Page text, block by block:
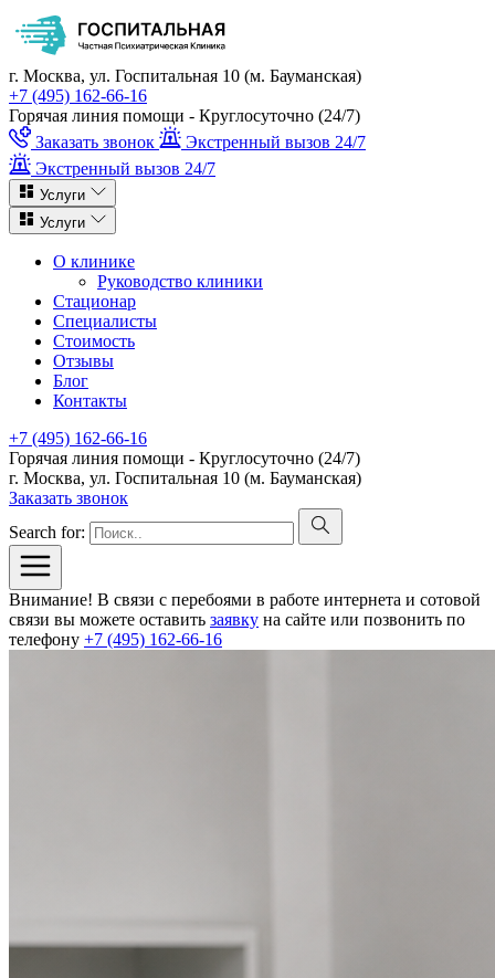
г. Москва, ул. Госпитальная 10 (м. Бауманская)
+7 (495) 162-66-16
Горячая линия помощи - Круглосуточно (24/7)
Заказать звонок
Экстренный вызов 24/7
Экстренный вызов 24/7
Услуги
Услуги
О клинике
Руководство клиники
Стационар
Специалисты
Стоимость
Отзывы
Блог
Контакты
+7 (495) 162-66-16
Горячая линия помощи - Круглосуточно (24/7)
г. Москва, ул. Госпитальная 10 (м. Бауманская)
Заказать звонок
Search for:
Внимание! В связи с перебоями в работе интернета и сотовой
связи вы можете оставить заявку на сайте или позвонить по
телефону +7 (495) 162-66-16